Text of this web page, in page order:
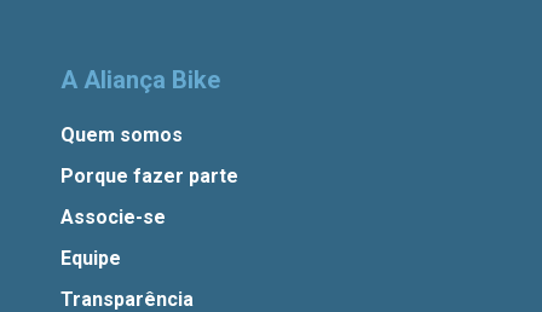
A Aliança Bike
Quem somos
Porque fazer parte
Associe-se
Equipe
Transparência